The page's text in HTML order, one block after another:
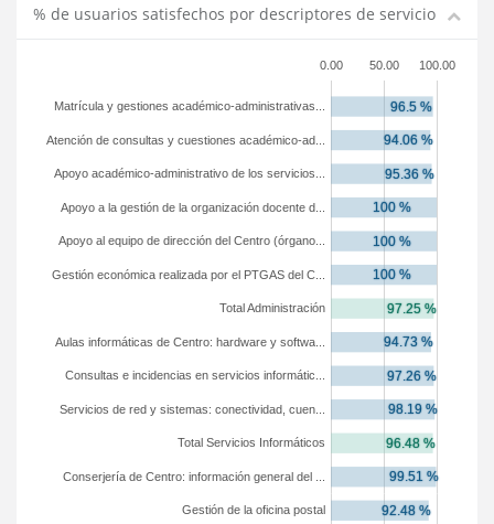
% de usuarios satisfechos por descriptores de servicio
0.00 50.00 100.00
Gestión de la oficina postal
Conserjería de Centro: información general del ...
Total Servicios Informáticos
Servicios de red y sistemas: conectividad, cuen...
Consultas e incidencias en servicios informátic...
Aulas informáticas de Centro: hardware y softwa...
Total Administración
Gestión económica realizada por el PTGAS del C...
Apoyo al equipo de dirección del Centro (órgano...
Apoyo a la gestión de la organización docente d...
Apoyo académico-administrativo de los servicios...
Atención de consultas y cuestiones académico-ad...
Matrícula y gestiones académico-administrativas...